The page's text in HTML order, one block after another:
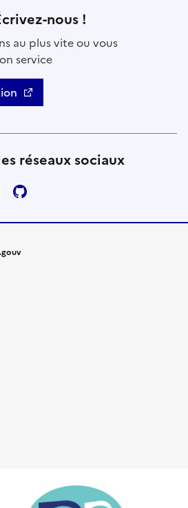
nous !
au plus vite ou vous
service
réseaux sociaux
YouTubefenêtre
- nouvelle fenêtre